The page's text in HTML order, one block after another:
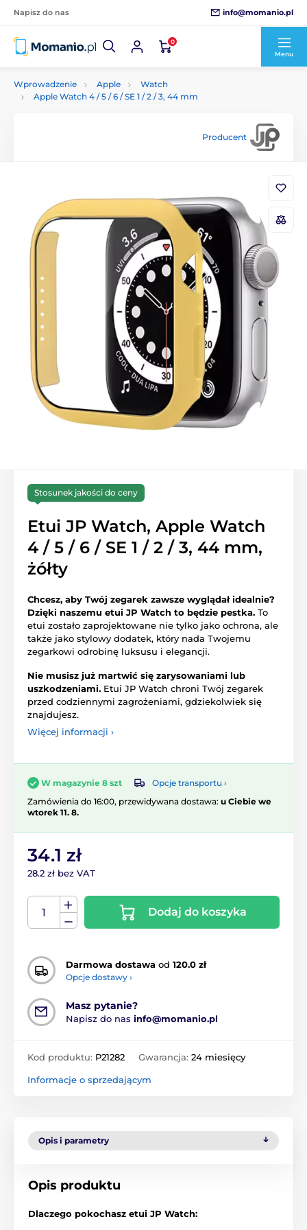
Napisz do nas info@momanio.pl
0
Menu
Wprowadzenie Apple
Watch
Apple Watch 4 / 5 / 6 / SE 1 / 2 / 3, 44 mm
Producent
Stosunek jakości do ceny
Etui JP Watch, Apple Watch
4 / 5 / 6 / SE 1 / 2 / 3, 44 mm,
żółty
Chcesz, aby Twój zegarek zawsze wyglądał idealnie?
Dzięki naszemu etui JP Watch to będzie pestka. To
etui zostało zaprojektowane nie tylko jako ochrona, ale
także jako stylowy dodatek, który nada Twojemu
zegarkowi odrobinę luksusu i elegancji.
Nie musisz już martwić się zarysowaniami lub
uszkodzeniami. Etui JP Watch chroni Twój zegarek
przed codziennymi zagrożeniami, gdziekolwiek się
znajdujesz.
Więcej informacji ›
W magazynie 8 szt
Opcje transportu ›
Zamówienia do 16:00, przewidywana dostawa: u Ciebie we
wtorek 11. 8.
34.1 zł
28.2 zł bez VAT
Dodaj do koszyka
Darmowa dostawa od 120.0 zł
Opcje dostawy ›
Masz pytanie?
Napisz do nas info@momanio.pl
Kod produktu: P21282 Gwarancja: 24 miesięcy
Informacje o sprzedającym
Opis i parametry
Opis produktu
Dlaczego pokochasz etui JP Watch: